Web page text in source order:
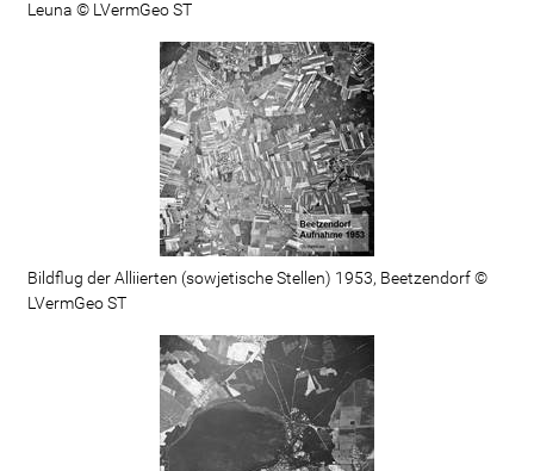
Leuna © LVermGeo ST
Bildflug der Alliierten (sowjetische Stellen) 1953, Beetzendorf ©
LVermGeo ST